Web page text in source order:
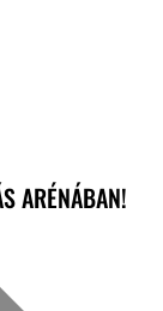
ARÉNÁBAN!